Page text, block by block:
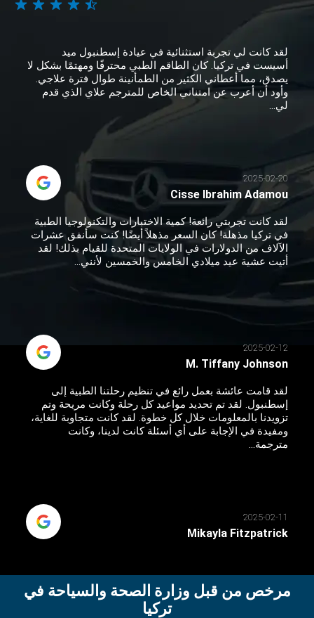
لقد كانت لي تجربة استثنائية في عيادة إسطنبول ميد
أسيست في تركيا. كان الطاقم الطبي محترفًا ومهتمًا بشكل لا
يصدق، مما أعطاني الكثير من الطمأنينة طوال فترة علاجي.
وأود أن أعرب عن امتناني الخاص للمترجم علاي الذي قدم
لي...
2025-02-20
Cisse Ibrahim Adamou
لقد كانت تجربتي رائعة! كمية الاختبارات والتكنولوجيا الطبية
في تركيا مذهلة! كان السعر مذهلاً أيضًا! كنت سأنفق عشرات
الآلاف من الدولارات في الولايات المتحدة للقيام بذلك! لقد
أتيت عشية عيد ميلادي الخامس والخمسين لأنني...
2025-02-12
M. Tiffany Johnson
لقد قامت عائشة بعمل رائع في تنظيم رحلتنا الطبية إلى
إسطنبول. لقد تم تحديد مواعيد كل رحلة وكانت مريحة وتم
تزويدنا بالمعلومات خلال كل خطوة. لقد كانت متجاوبة للغاية،
ومفيدة في الإجابة على أي أسئلة كانت لدينا، وكانت
مترجمة...
2025-02-11
Mikayla Fitzpatrick
مرخص من قبل وزارة الصحة والسياحة في
تركيا